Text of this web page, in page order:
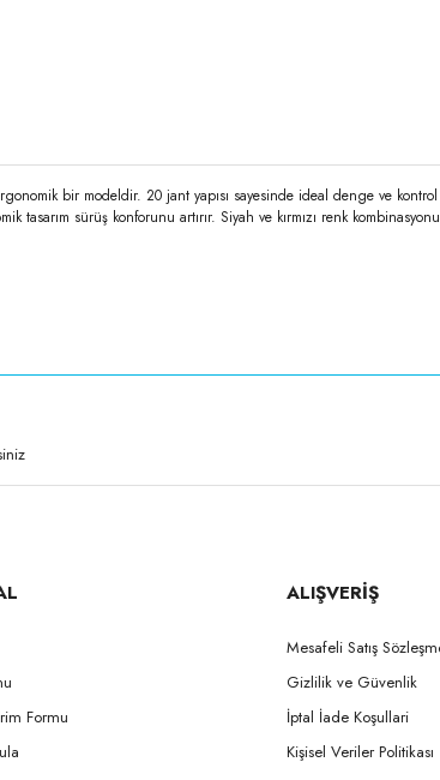
bir modeldir. 20 jant yapısı sayesinde ideal denge ve
tasarım sürüş konforunu artırır. Siyah ve kırmızı renk
Formu
ALIŞVERİŞ
Mesafeli Satış
Gizlilik ve Güvenlik
İptal İade Koşullari
Kişisel Veriler Politikası